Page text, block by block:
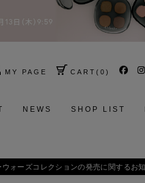
MY PAGE CART ( 0 )
NEWS SHOP LIST